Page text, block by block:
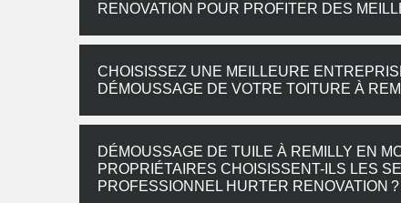
RENOVATION POUR PROFITER DES
CHOISISSEZ UNE MEILLEURE
DÉMOUSSAGE DE VOTRE TOITURE À
DÉMOUSSAGE DE TUILE À REMILLY EN
PROPRIÉTAIRES CHOISISSENT-ILS LES
PROFESSIONNEL HURTER RENOVATION ?